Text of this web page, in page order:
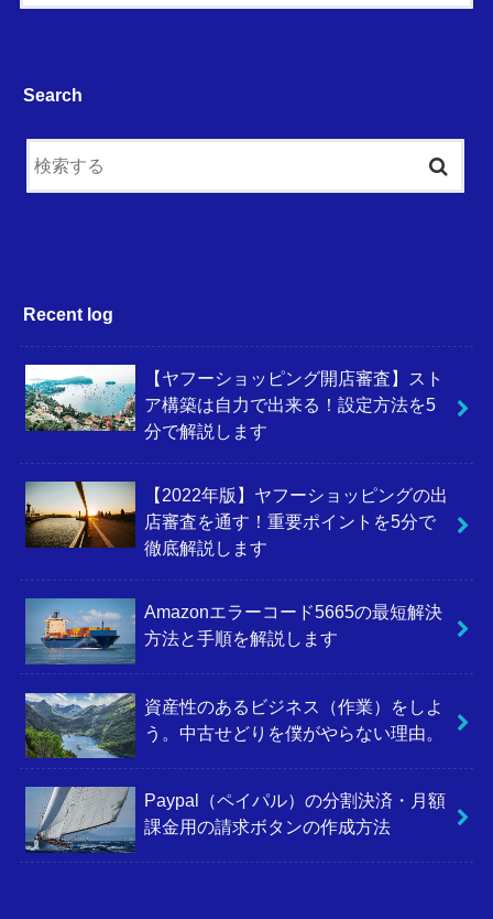
Search
Recent log
【ヤフーショッピング開店審査】スト
ア構築は自力で出来る！設定方法を5
分で解説します
【2022年版】ヤフーショッピングの出
店審査を通す！重要ポイントを5分で
徹底解説します
Amazonエラーコード5665の最短解決
方法と手順を解説します
資産性のあるビジネス（作業）をしよ
う。中古せどりを僕がやらない理由。
Paypal（ペイパル）の分割決済・月額
課金用の請求ボタンの作成方法